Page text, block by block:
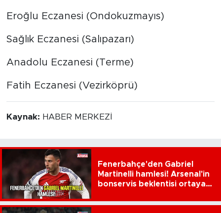
Eroğlu Eczanesi (Ondokuzmayıs)
Sağlık Eczanesi (Salıpazarı)
Anadolu Eczanesi (Terme)
Fatih Eczanesi (Vezirköprü)
Kaynak: HABER MERKEZİ
Fenerbahçe'den Gabriel
Martinelli hamlesi! Arsenal'in
bonservis beklentisi ortaya